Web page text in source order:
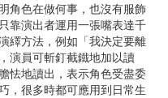
角色在做何事，也沒有服飾
靠演出者運用一張嘴表達千
繹方法，例如「我決定要離
演員可斬釘截鐵地加以讀
怯地讀出，表示角色受盡委
，很多時都可應用到日常生